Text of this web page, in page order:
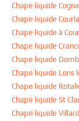
Chape liquide Cogna
Chape liquide
Chape liquide à
Chape liquide
Chape liquide
Chape liquide Lons
Chape liquide
Chape liquide St
Chape liquide